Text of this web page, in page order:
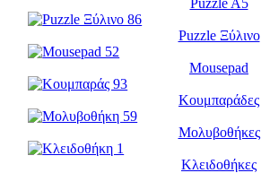
Puzzle A5
Puzzle Ξύλινο
Mousepad
Κουμπαράδες
Μολυβοθήκες
Κλειδοθήκες